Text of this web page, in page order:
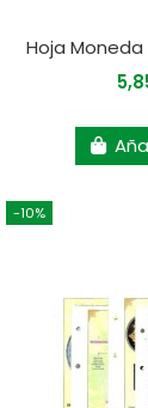
Hoja Moneda
-10%